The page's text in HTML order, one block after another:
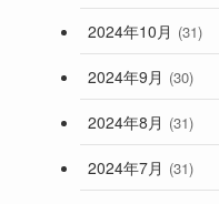
2024年10月 (31)
2024年9月 (30)
2024年8月 (31)
2024年7月 (31)